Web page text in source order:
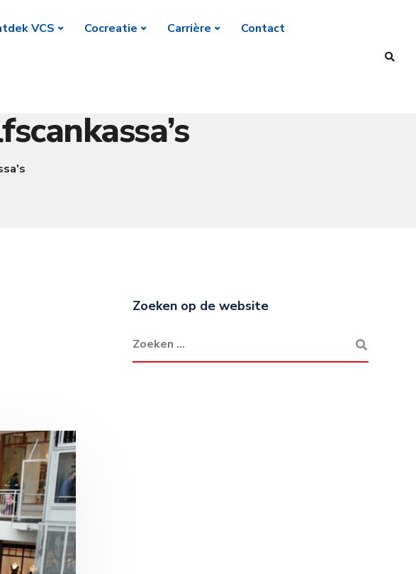
VCS Cocreatie Carrière Contact
Zoeken op de website